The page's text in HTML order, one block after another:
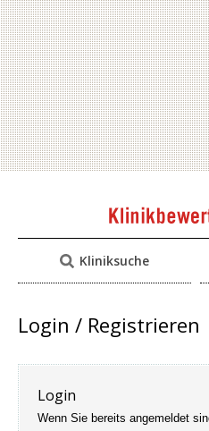
Kliniksuche
Login / Registrieren
Login
Wenn Sie bereits angemeldet